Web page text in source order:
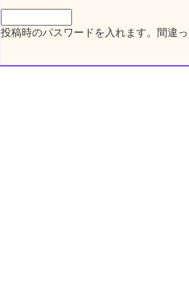
投稿時のパスワードを入れます。間違